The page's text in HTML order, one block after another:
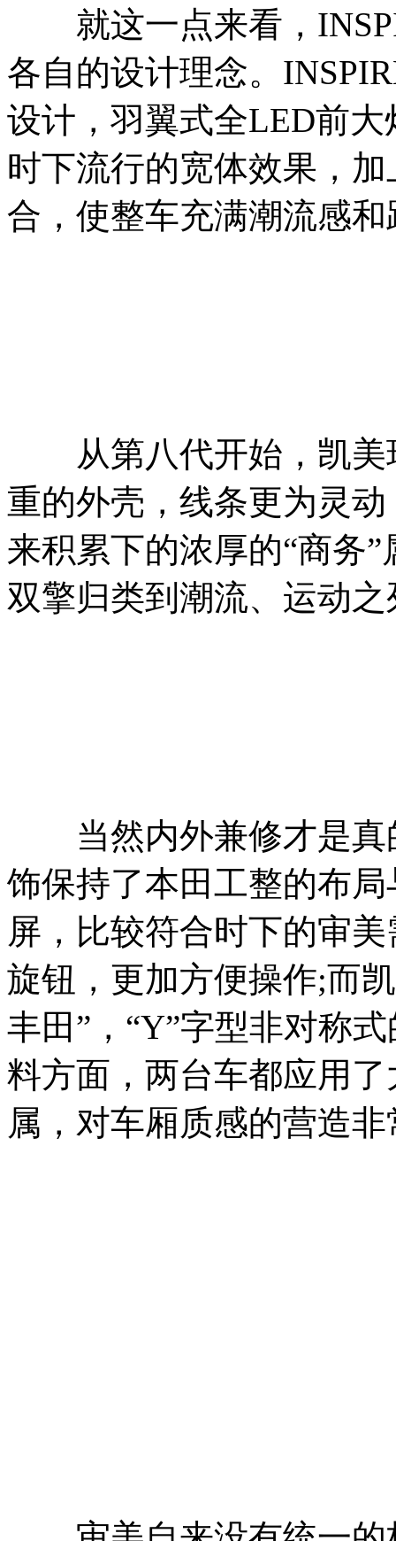
就这一点来看，
各自的设计理念。
设计，羽翼式全LED前
时下流行的宽体效果，
合，使整车充满潮流感
从第八代开始，凯美
重的外壳，线条更为灵
来积累下的浓厚的“商务
双擎归类到潮流、运动之
当然内外兼修才是真
饰保持了本田工整的布
屏，比较符合时下的审
旋钮，更加方便操作;而
丰田”，“Y”字型非对称
料方面，两台车都应用
属，对车厢质感的营造